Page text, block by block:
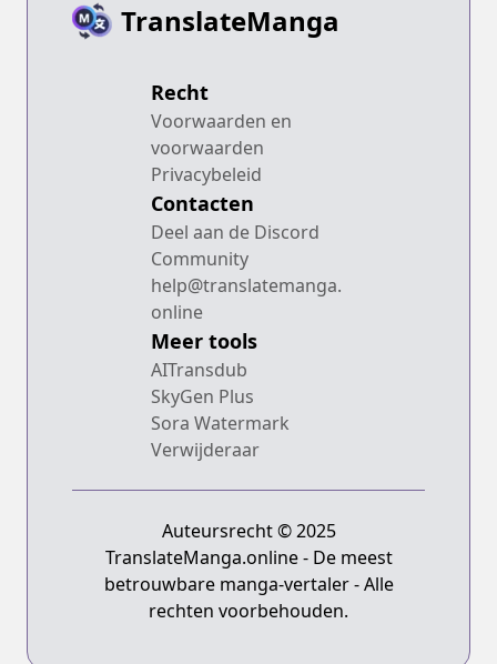
TranslateManga
Recht
Voorwaarden en
voorwaarden
Privacybeleid
Contacten
Deel aan de Discord
Community
help@translatemanga.
online
Meer tools
AITransdub
SkyGen Plus
Sora Watermark
Verwijderaar
Auteursrecht © 2025
TranslateManga.online - De meest
betrouwbare manga-vertaler - Alle
rechten voorbehouden.